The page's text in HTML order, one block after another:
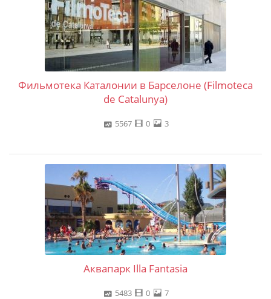
Фильмотека Каталонии в Барселоне (Filmoteca
de Catalunya)
5567 0 3
Аквапарк Illa Fantasia
5483 0 7